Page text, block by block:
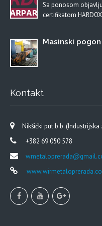
Sa ponosom
certifikatom
Masinski pogon
Kontakt
Nikšićki put b.b. (Industrijska
+382 69 050 578